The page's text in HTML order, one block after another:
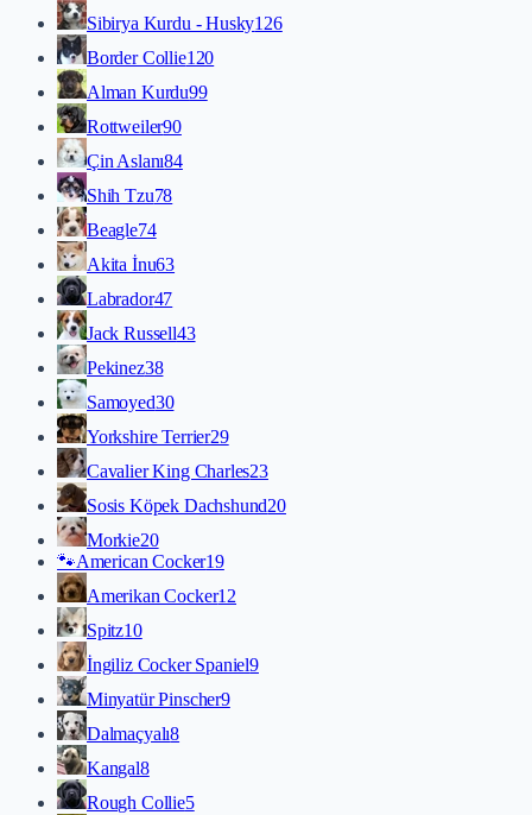
Sibirya Kurdu - Husky126
Border Collie120
Alman Kurdu99
Rottweiler90
Çin Aslanı84
Shih Tzu78
Beagle74
Akita İnu63
Labrador47
Jack Russell43
Pekinez38
Samoyed30
Yorkshire Terrier29
Cavalier King Charles23
Sosis Köpek Dachshund20
Morkie20
🐾American Cocker19
Amerikan Cocker12
Spitz10
İngiliz Cocker Spaniel9
Minyatür Pinscher9
Dalmaçyalı8
Kangal8
Rough Collie5